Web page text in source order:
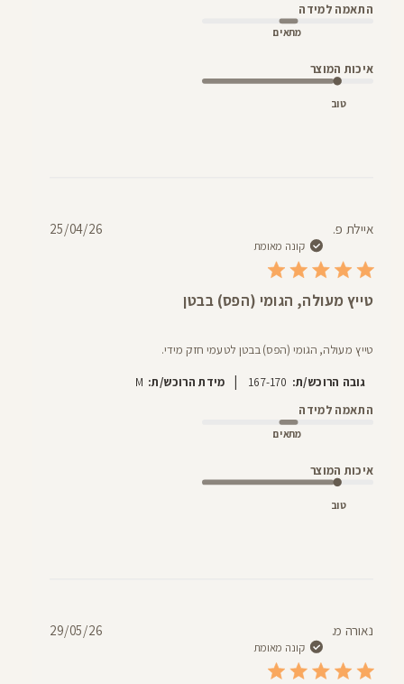
התאמה למידה
מתאים
איכות המוצר
טוב
איילת פ.
קונה מאומת
טייץ מעולה, הגומי (הפס) בבטן
טייץ מעולה, הגומי (הפס) בבטן לטעמי חזק מידי.
גובה הרוכש/ת: 167-170 מידת הרוכש/ת: M
התאמה למידה
מתאים
איכות המוצר
טוב
25/04/26
נאורה מ.
קונה מאומת
29/05/26